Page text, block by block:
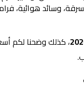
وسائد هوائية،
، كذلك وضحنا لكم